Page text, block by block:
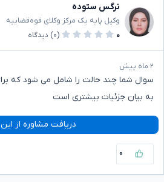
نرگس ستوده
وکیل پایه یک مرکز وکلای قوه‌قضاییه
۰
(۰) دیدگاه
۲ ماه پیش
سوال شما چند حالت را شامل می شود که
به بیان جزئیات بیشتری است
دریافت مشاوره از
۰